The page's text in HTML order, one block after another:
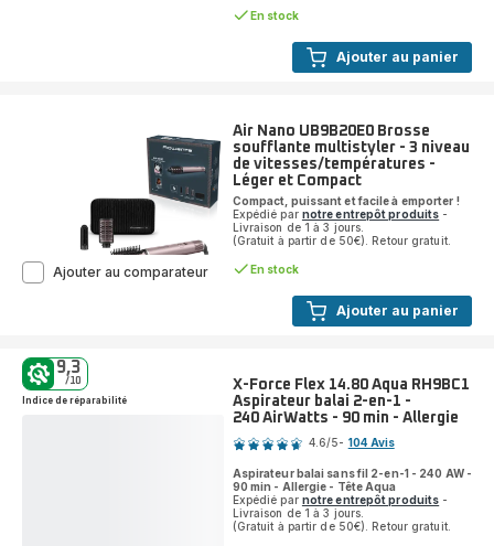
Ajouter au panier
En stock
IN3020F0
Shampouineuse
-
3
accessoires
Ajouter au panier
Air Nano UB9B20E0 Brosse
soufflante multistyler - 3 niveau
de vitesses/températures -
Léger et Compact
Compact, puissant et facile à emporter !
Expédié par notre entrepôt produits -
Livraison de 1 à 3 jours.
(Gratuit à partir de 50€). Retour gratuit.
En stock
Ajouter au comparateurAir
niveau
vitesses/températures
Léger
Compact
X-Force Flex 14.80 Aqua RH9BC1
Aspirateur balai 2-en-1 -
240 AirWatts - 90 min - Allergie
Note
4.6/5- 104 Avis
Aspirateur balai sans fil 2-en-1 - 240 AW -
90 min - Allergie - Tête Aqua
Expédié par notre entrepôt produits -
Livraison de 1 à 3 jours.
(Gratuit à partir de 50€). Retour gratuit.
9,3
/10
Indice de réparabilité